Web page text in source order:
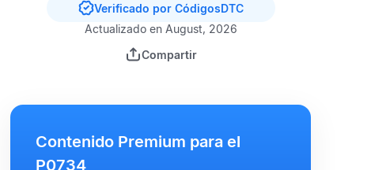
Verificado por CódigosDTC
Actualizado en August, 2026
Compartir
Contenido Premium para el
P0734